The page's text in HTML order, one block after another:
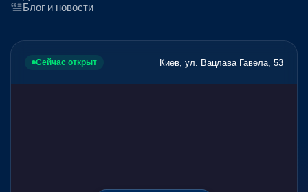
Блог и новости
Сейчас открыт Киев, ул. Вацлава Гавела, 53